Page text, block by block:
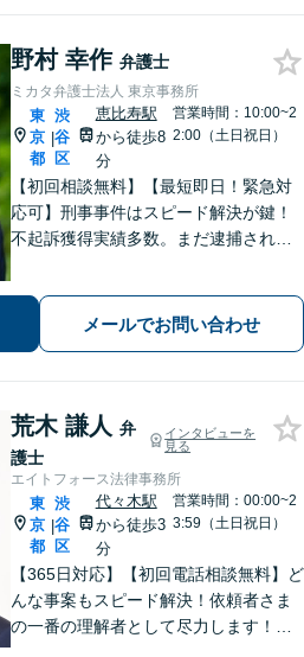
野村 幸作 弁護士
ミカタ弁護士法人 東京事務所
東
京
都
|
渋
谷
区
恵比寿駅
から徒歩8
分
営業時間：10:00~2
2:00（土日祝日）
【初回相談無料】【最短即日！緊急対
応可】刑事事件はスピード解決が鍵！
不起訴獲得実績多数。まだ逮捕されて
で電話受付中！【恵比寿駅8分】【休
日・夜間対応】
メールでお問い合わせ
荒木 謙人 弁
護士
インタビューを
見る
エイトフォース法律事務所
東
京
都
|
渋
谷
区
代々木駅
から徒歩3
分
営業時間：00:00~2
3:59（土日祝日）
【365日対応】【初回電話相談無料】ど
んな事案もスピード解決！依頼者さま
の一番の理解者として尽力します！注